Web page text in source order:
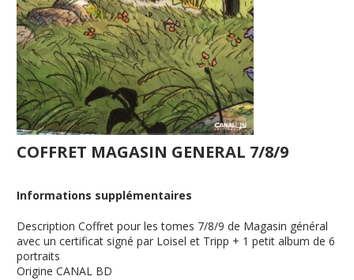
COFFRET MAGASIN GENERAL 7/8/9
Informations supplémentaires
Description Coffret pour les tomes 7/8/9 de Magasin général
avec un certificat signé par Loisel et Tripp + 1 petit album de 6
portraits
Origine CANAL BD